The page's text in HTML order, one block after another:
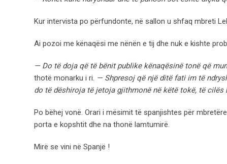
Kur intervista po përfundonte, në sallon u shfaq mbreti
Ai pozoi me kënaqësi me nënën e tij dhe nuk e kishte
— Do të doja që të bënit publike kënaqësinë tonë që
thotë monarku i ri. — Shpresoj që një ditë fati im të
do të dëshiroja të jetoja gjithmonë në këtë tokë, të cilës
Po bëhej vonë. Orari i mësimit të spanjishtes për
porta e kopshtit dhe na thonë lamtumirë.
Mirë se vini në Spanjë !